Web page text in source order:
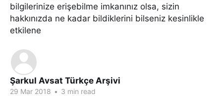
bilgilerinize erişebilme imkanınız olsa, sizin
hakkınızda ne kadar bildiklerini bilseniz kesinlikle
etkilene
Şarkul Avsat Türkçe Arşivi
29 Mar 2018 • 3 min read